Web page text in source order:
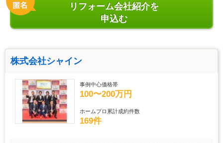
リフォーム会社紹介を
申込む
株式会社シャイン
事例中心価格帯
100〜200万円
ホームプロ累計成約件数
169件